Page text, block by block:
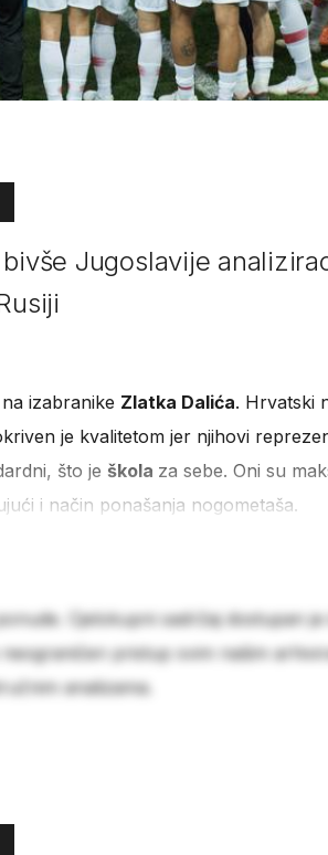
Jugoslavije
izabranike Zlatka Dalića. Hrvatski
je kvalitetom jer njihovi
što je škola za sebe. Oni su
i način ponašanja nogometaša.
Cjelokupni sadržaj dostupan je
pristup svim našim
analizama.